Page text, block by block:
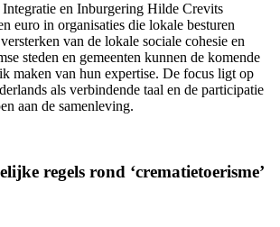
en Inburgering Hilde Crevits
euro in organisaties die lokale besturen
van de lokale sociale cohesie en
steden en gemeenten kunnen de komende
maken van hun expertise. De focus ligt op
als verbindende taal en de participatie
aan de samenleving.
regels rond ‘crematietoerisme’